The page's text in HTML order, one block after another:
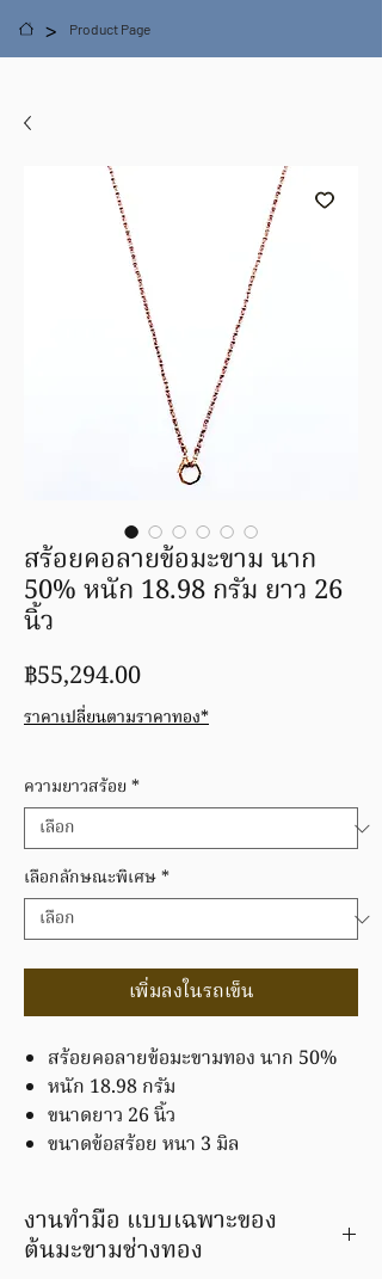
> Product Page
สร้อยคอลายข้อมะขาม นาก
50% หนัก 18.98 กรัม ยาว 26
นิ้ว
฿55,294.00ราคา
ราคาเปลี่ยนตามราคาทอง*
ความยาวสร้อย *
เลือกลักษณะพิเศษ*
เพิ่มลงในรถเข็น
สร้อยคอลายข้อมะขามทอง นาก 50%
หนัก 18.98 กรัม
ขนาดยาว 26 นิ้ว
ขนาดข้อสร้อย หนา 3 มิล
งานทำมือ แบบเฉพาะของ
ต้นมะขามช่างทอง